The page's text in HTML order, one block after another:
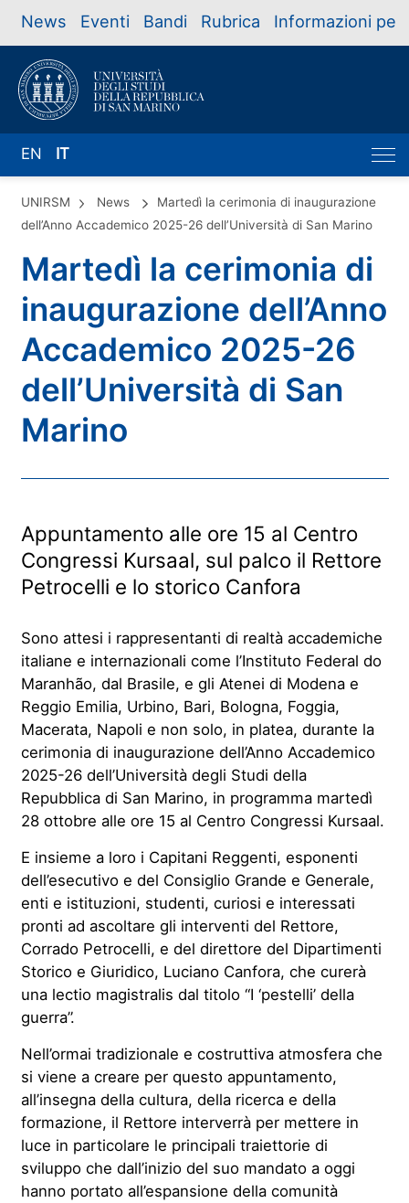
News Eventi Bandi Rubrica Informazioni per
EN IT
UNIRSM News
Martedì la cerimonia di inaugurazione
dell’Anno Accademico 2025-26 dell’Università di San Marino
Martedì la cerimonia di
inaugurazione dell’Anno
Accademico 2025-26
dell’Università di San
Marino
Appuntamento alle ore 15 al Centro
Congressi Kursaal, sul palco il Rettore
Petrocelli e lo storico Canfora
Sono attesi i rappresentanti di realtà accademiche
italiane e internazionali come l’Instituto Federal do
Maranhão, dal Brasile, e gli Atenei di Modena e
Reggio Emilia, Urbino, Bari, Bologna, Foggia,
Macerata, Napoli e non solo, in platea, durante la
cerimonia di inaugurazione dell’Anno Accademico
2025-26 dell’Università degli Studi della
Repubblica di San Marino, in programma martedì
28 ottobre alle ore 15 al Centro Congressi Kursaal.
E insieme a loro i Capitani Reggenti, esponenti
dell’esecutivo e del Consiglio Grande e Generale,
enti e istituzioni, studenti, curiosi e interessati
pronti ad ascoltare gli interventi del Rettore,
Corrado Petrocelli, e del direttore del Dipartimenti
Storico e Giuridico, Luciano Canfora, che curerà
una lectio magistralis dal titolo “I ‘pestelli’ della
guerra”.
Nell’ormai tradizionale e costruttiva atmosfera che
si viene a creare per questo appuntamento,
all’insegna della cultura, della ricerca e della
formazione, il Rettore interverrà per mettere in
luce in particolare le principali traiettorie di
sviluppo che dall’inizio del suo mandato a oggi
hanno portato all’espansione della comunità